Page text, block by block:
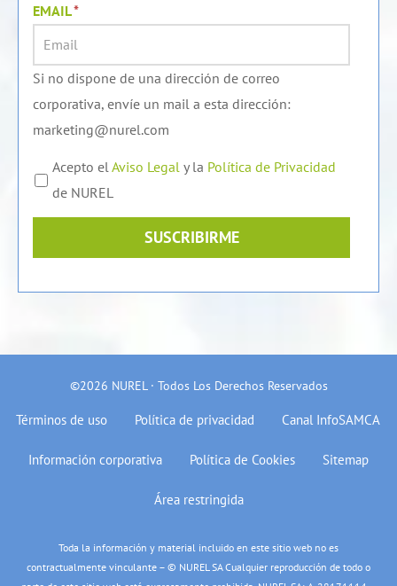
EMAIL*
Si no dispone de una dirección de correo
corporativa, envíe un mail a esta dirección:
marketing@nurel.com
Acepto el Aviso Legal y la Política de Privacidad
de NUREL
SUSCRIBIRME
©2026 NUREL · Todos Los Derechos Reservados
Términos de uso Política de privacidad Canal InfoSAMCA
Información corporativa Política de Cookies Sitemap
Área restringida
Toda la información y material incluido en este sitio web no es
contractualmente vinculante – © NUREL SA Cualquier reproducción de todo o